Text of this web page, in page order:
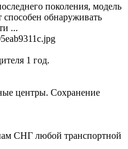
поколения, модель
способен обнаруживать
...
1 год.
центры. Сохранение
СНГ любой транспортной